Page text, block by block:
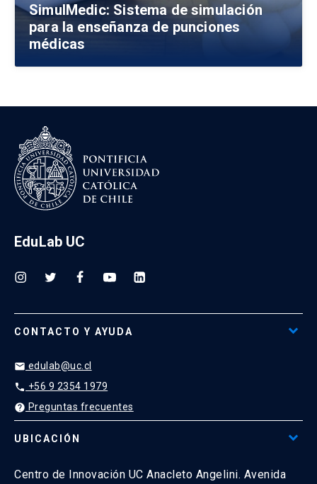
SimulMedic: Sistema de simulación
para la enseñanza de punciones
médicas
EduLab UC
CONTACTO Y AYUDA
email edulab@uc.cl
phone +56 9 2354 1979
help Preguntas frecuentes
UBICACIÓN
Centro de Innovación UC Anacleto Angelini. Avenida